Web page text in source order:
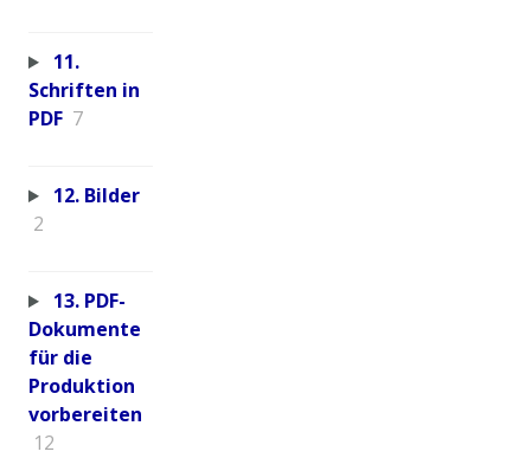
11.
Schriften in
PDF 7
12. Bilder
2
13. PDF-
Dokumente
für die
Produktion
vorbereiten
12